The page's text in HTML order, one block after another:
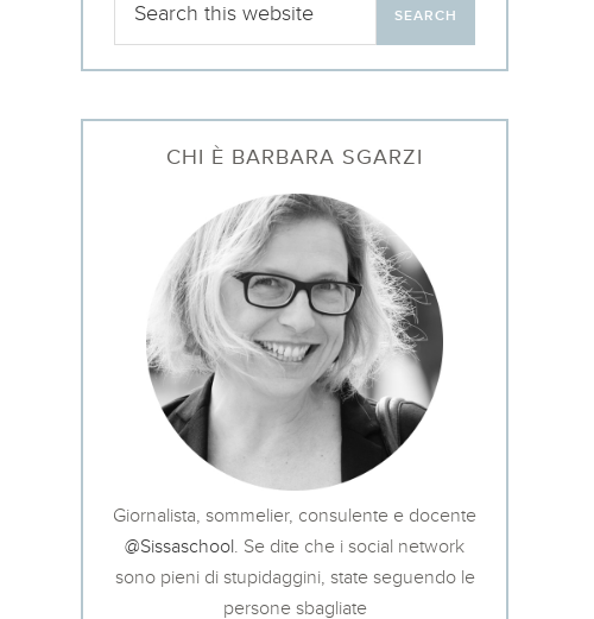
CHI È BARBARA SGARZI
Giornalista, sommelier, consulente e docente
@Sissaschool . Se dite che i social network
sono pieni di stupidaggini, state seguendo le
persone sbagliate